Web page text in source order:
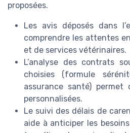
proposées.
Les avis déposés dans
comprendre les attentes
et de services vétérinaires.
L’analyse des contrats
choisies (formule
assurance santé) permet
personnalisées.
Le suivi des délais de
aide à anticiper les